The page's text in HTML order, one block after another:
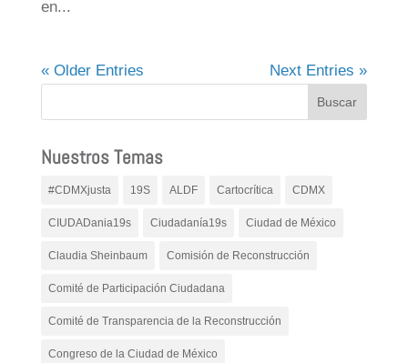
en...
« Older Entries Next Entries »
Nuestros Temas
#CDMXjusta 19S ALDF Cartocrítica CDMX
CIUDADania19s Ciudadanía19s Ciudad de México
Claudia Sheinbaum Comisión de Reconstrucción
Comité de Participación Ciudadana
Comité de Transparencia de la Reconstrucción
Congreso de la Ciudad de México